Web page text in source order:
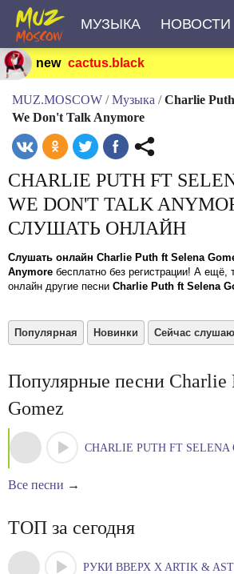
МУЗЫКА НОВОСТИ
new cactus.black
MUZ.MOSCOW / Музыка / Charlie
We Don't Talk Anymore
CHARLIE PUTH FT
WE DON'T TALK
СЛУШАТЬ ОНЛАЙН
Слушать онлайн Charlie Puth ft Selena
Anymore бесплатно без регистрации! А ещё,
онлайн другие песни Charlie Puth ft Selena
Популярная Новинки Сейчас
Популярные песни Charlie
Gomez
CHARLIE PUTH FT SELENA GOMEZ – WE
Все песни →
ТОП за сегодня
РУКИ ВВЕРХ X ARTIK & ASTI –